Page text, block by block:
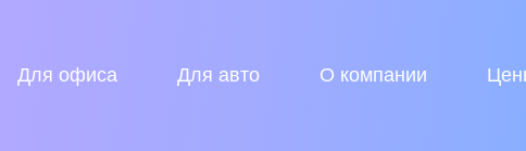
Для офиса Для авто О компании